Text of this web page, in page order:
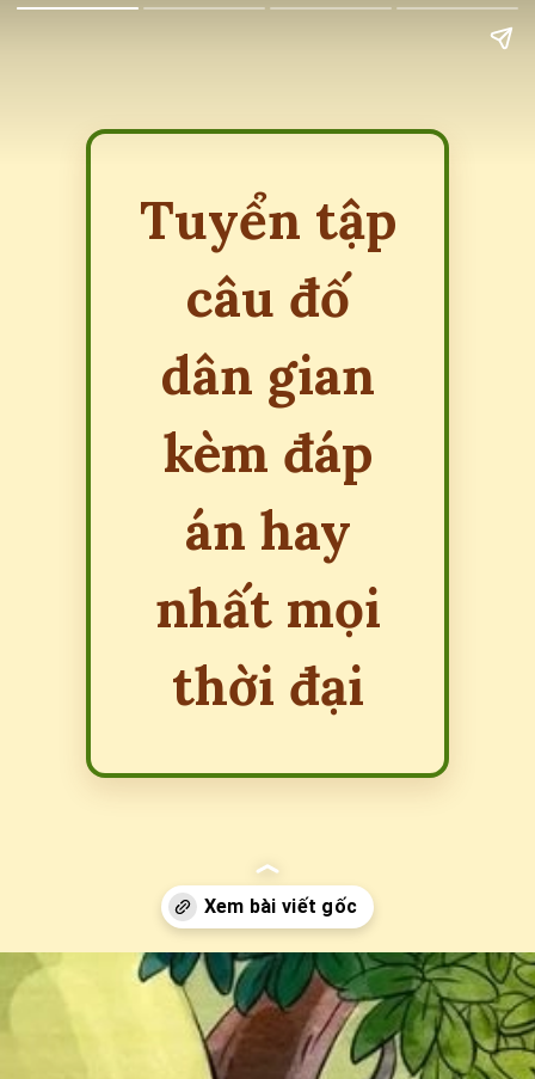
Tuyển tập
câu đố
dân gian
kèm đáp
án hay
nhất mọi
thời đại
Đang mở https://erci.edu.vn/nhung-cau-do-dan-gian-co-dap-an